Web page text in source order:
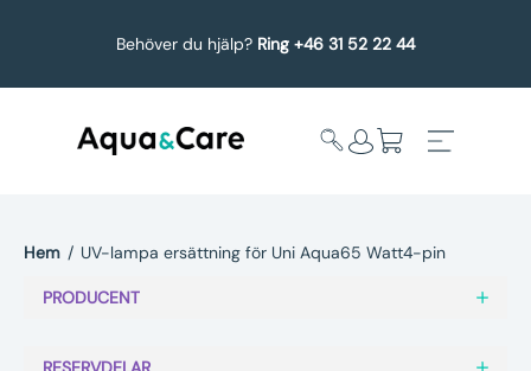
Behöver du hjälp? Ring +46 31 52 22 44
undermeny
Hem / UV-lampa ersättning för Uni Aqua65 Watt4-pin
PRODUCENT